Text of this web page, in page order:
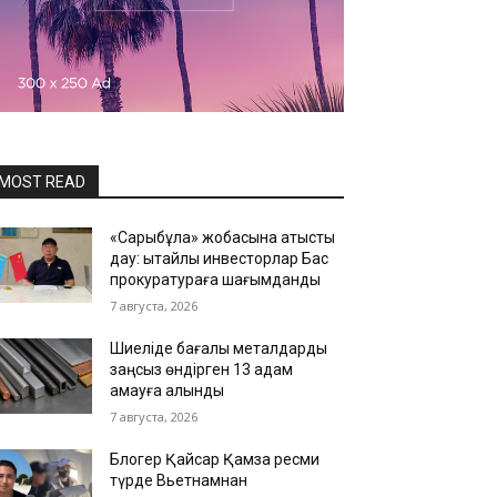
READ
«Сарыбұлақ» жобасына қатысты
дау: қытайлық инвесторлар Бас
прокуратураға шағымданды
7 августа, 2026
Шиеліде бағалы металдарды
заңсыз өндірген 13 адам
қамауға алынды
7 августа, 2026
Блогер Қайсар Қамза ресми
түрде Вьетнамнан